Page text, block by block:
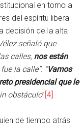
en torno a
del espíritu liberal
decisión de la alta
señaló que
calles, nos están
la calle”. “Vamos
presidencial que le
obstáculo”[4].
de tiempo atrás